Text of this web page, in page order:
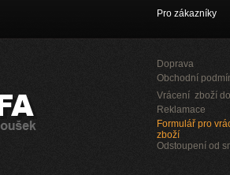
Pro zákazníky
Doprava
Obchodní
Vrácení zboží
Reklamace
Formulář pro
zboží
Odstoupení od